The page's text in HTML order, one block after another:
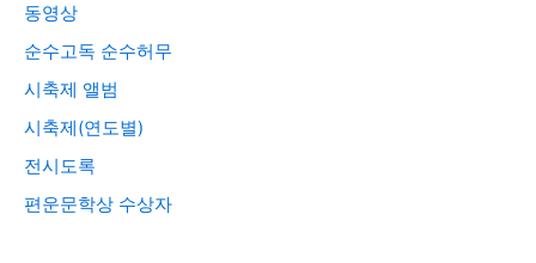
동영상
순수고독 순수허무
시축제 앨범
시축제(연도별)
전시도록
편운문학상 수상자